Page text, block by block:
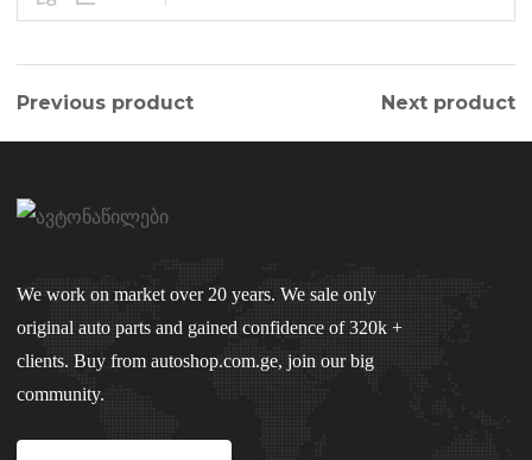
Previous product Next product
We work on market over 20 years. We sale only
original auto parts and gained confidence of 320k +
clients. Buy from autoshop.com.ge, join our big
community.